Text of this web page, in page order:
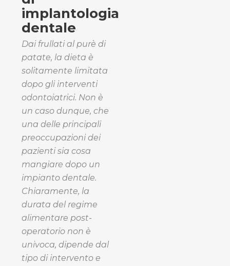
implantologia
dentale
Dai frullati al purè di
patate, la dieta è
solitamente limitata
dopo gli interventi
odontoiatrici. Non è
un caso dunque, che
una delle principali
preoccupazioni dei
pazienti sia cosa
mangiare dopo un
impianto dentale.
Chiaramente, la
durata del regime
alimentare post-
operatorio non è
univoca, dipende dal
tipo di intervento e